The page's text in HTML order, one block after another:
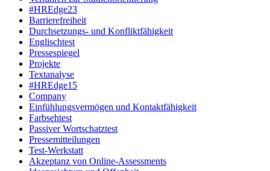
#HREdge23
Barrierefreiheit
Durchsetzungs- und Konfliktfähigkeit
Englischtest
Pressespiegel
Projekte
Textanalyse
#HREdge15
Company
Einfühlungsvermögen und Kontaktfähigkeit
Farbsehtest
Passiver Wortschatztest
Pressemitteilungen
Test-Werkstatt
Akzeptanz von Online-Assessments